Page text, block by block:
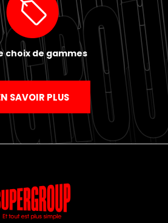
choix de gammes
SAVOIR PLUS